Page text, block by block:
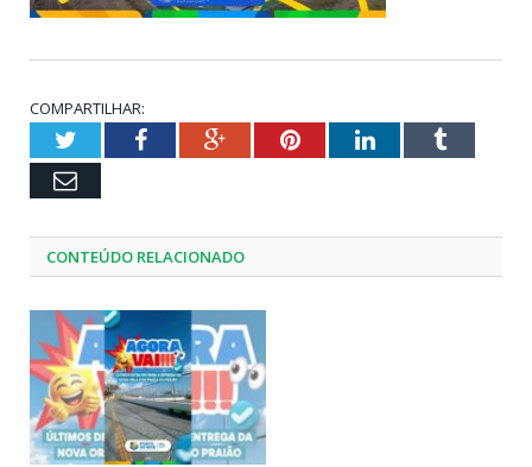
COMPARTILHAR:
TwitterFacebookGoogle+PinterestLinkedInTumblr
Email
CONTEÚDO RELACIONADO